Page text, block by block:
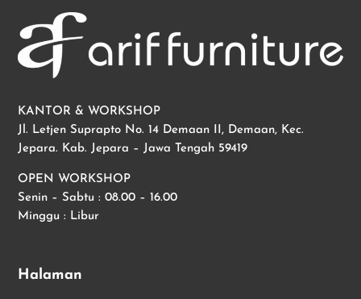
KANTOR & WORKSHOP
Jl. Letjen Suprapto No. 14 Demaan II, Demaan, Kec.
Jepara. Kab. Jepara – Jawa Tengah 59419
OPEN WORKSHOP
Senin – Sabtu : 08.00 – 16.00
Minggu : Libur
Halaman